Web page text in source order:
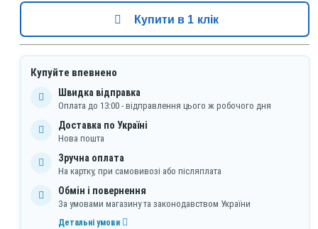
Купити в 1 клік
Купуйте впевнено
Швидка відправка
Оплата до 13:00 - відправлення цього ж робочого дня
Доставка по Україні
Нова пошта
Зручна оплата
На картку, при самовивозі або післяплата
Обмін і повернення
За умовами магазину та законодавством України
Детальні умови